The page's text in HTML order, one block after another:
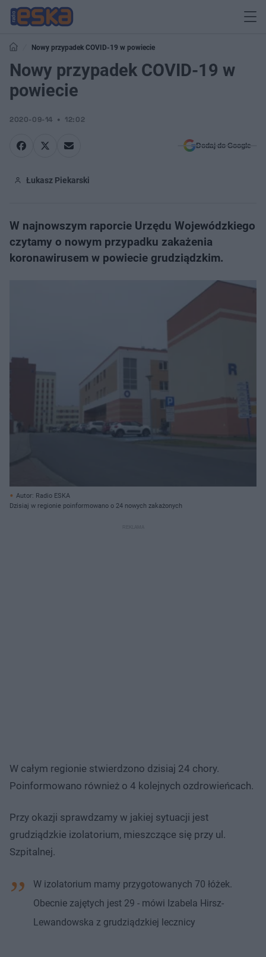
Nowy przypadek COVID-19 w powiecie
Nowy przypadek COVID-19 w
powiecie
2020-09-14 12:02
Dodaj do Google
Łukasz Piekarski
W najnowszym raporcie Urzędu Wojewódzkiego
czytamy o nowym przypadku zakażenia
koronawirusem w powiecie grudziądzkim.
Autor: Radio ESKA
Dzisiaj w regionie poinformowano o 24 nowych zakażonych
W całym regionie stwierdzono dzisiaj 24 chory.
Poinformowano również o 4 kolejnych ozdrowieńcach.
Przy okazji sprawdzamy w jakiej sytuacji jest
grudziądzkie izolatorium, mieszczące się przy ul.
Szpitalnej.
W izolatorium mamy przygotowanych 70 łóżek.
Obecnie zajętych jest 29 - mówi Izabela Hirsz-
Lewandowska z grudziądzkiej lecznicy